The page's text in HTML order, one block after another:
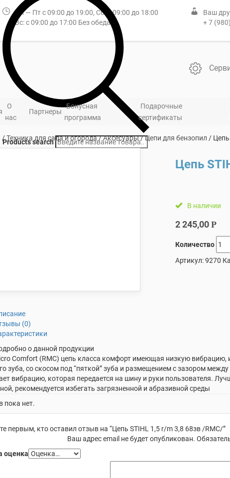
Пн — Пт с 09:00 до 19:00, Сб: с 09:00 до 18:00
Вс: с 09:00 до 17:00 Без обеда
Ваш
+ 7
Products search
О
нас
Партнеры
Бонусная
программа
Подарочные
сертификаты
/Техника для сада и огорода/Аксесуары/Цепи для бензопил / Цепь
Цепь
В наличии
2 245,00Р
Количество
Артикул:9270
(0)
о данной продукции
Comfort (RMC) цепь класса комфорт имеющая низкую вибрацию,
зуба, со скосом под “пяткой” зуба и размещением с зазором
вибрацию, которая передается на шину и руки пользователя.
рекомендуется избегать загрязненной и абразивной среды
пока нет.
первым, кто оставил отзыв на “Цепь STIHL 1,5 r/m 3,8 68зв /RMC/”
Ваш адрес email не будет опубликован.
оценка